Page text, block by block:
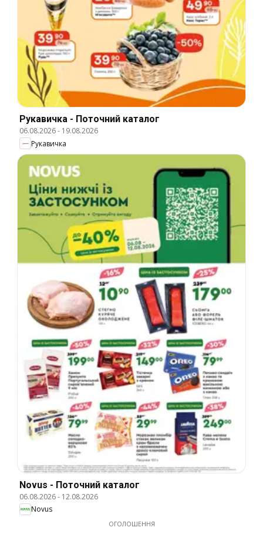
Рукавичка - Поточний каталог
06.08.2026- 19.08.2026
Рукавичка
Novus - Поточний каталог
06.08.2026- 12.08.2026
Novus
ОГОЛОШЕННЯ